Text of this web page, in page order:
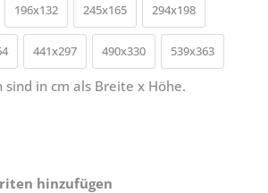
196x132 245x165 294x198
441x297 490x330 539x363
in cm als Breite x Höhe.
hinzufügen